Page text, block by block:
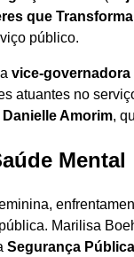
que
público.
vice-governadora
atuantes no
Danielle Amorim,
Mental
Marilisa
Segurança Pública